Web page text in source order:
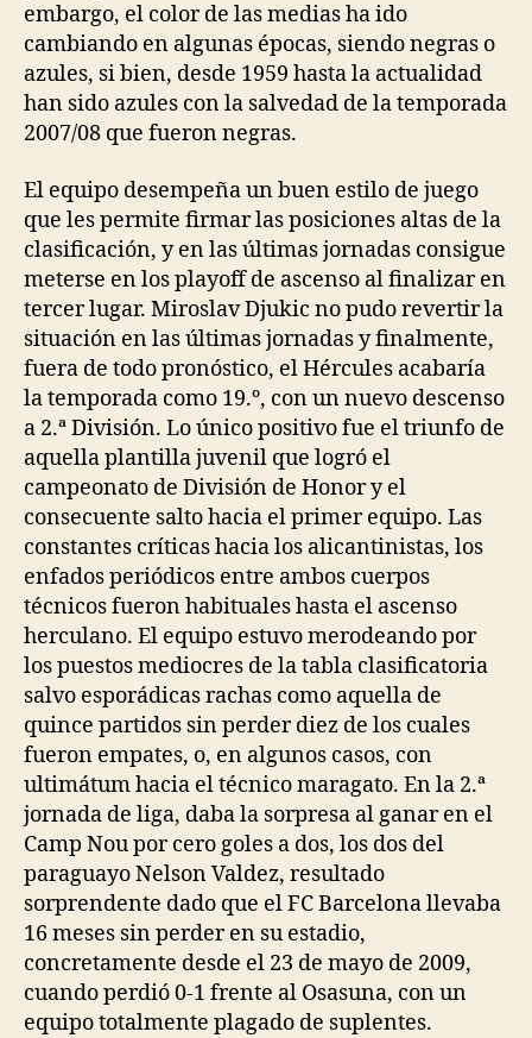
embargo, el color de las medias ha ido
cambiando en algunas épocas, siendo negras o
azules, si bien, desde 1959 hasta la actualidad
han sido azules con la salvedad de la temporada
2007/08 que fueron negras.
El equipo desempeña un buen estilo de juego
que les permite firmar las posiciones altas de la
clasificación, y en las últimas jornadas consigue
meterse en los playoff de ascenso al finalizar en
tercer lugar. Miroslav Djukic no pudo revertir la
situación en las últimas jornadas y finalmente,
fuera de todo pronóstico, el Hércules acabaría
la temporada como 19.º, con un nuevo descenso
a 2.ª División. Lo único positivo fue el triunfo de
aquella plantilla juvenil que logró el
campeonato de División de Honor y el
consecuente salto hacia el primer equipo. Las
constantes críticas hacia los alicantinistas, los
enfados periódicos entre ambos cuerpos
técnicos fueron habituales hasta el ascenso
herculano. El equipo estuvo merodeando por
los puestos mediocres de la tabla clasificatoria
salvo esporádicas rachas como aquella de
quince partidos sin perder diez de los cuales
fueron empates, o, en algunos casos, con
ultimátum hacia el técnico maragato. En la 2.ª
jornada de liga, daba la sorpresa al ganar en el
Camp Nou por cero goles a dos, los dos del
paraguayo Nelson Valdez, resultado
sorprendente dado que el FC Barcelona llevaba
16 meses sin perder en su estadio,
concretamente desde el 23 de mayo de 2009,
cuando perdió 0-1 frente al Osasuna, con un
equipo totalmente plagado de suplentes.